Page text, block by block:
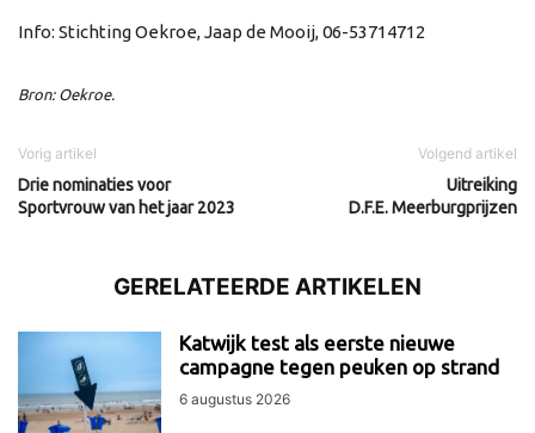
Info: Stichting Oekroe, Jaap de Mooij, 06-53714712
Bron: Oekroe.
Vorig artikel
Drie nominaties voor
Sportvrouw van het jaar 2023
Volgend artikel
Uitreiking
D.F.E. Meerburgprijzen
GERELATEERDE ARTIKELEN
Katwijk test als eerste nieuwe
campagne tegen peuken op strand
6 augustus 2026